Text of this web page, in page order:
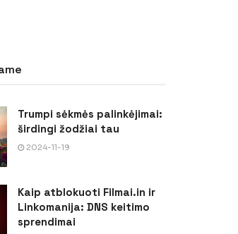
Trumpi sėkmės palinkėjimai:
širdingi žodžiai tau
2024-11-19
Kaip atblokuoti Filmai.in ir
Linkomanija: DNS keitimo
sprendimai